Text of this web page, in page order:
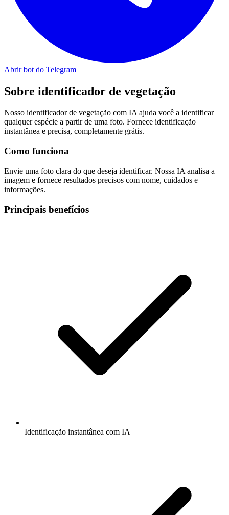
Abrir bot do Telegram
Sobre identificador de vegetação
Nosso identificador de vegetação com IA ajuda você a identificar
qualquer espécie a partir de uma foto. Fornece identificação
instantânea e precisa, completamente grátis.
Como funciona
Envie uma foto clara do que deseja identificar. Nossa IA analisa a
imagem e fornece resultados precisos com nome, cuidados e
informações.
Principais benefícios
Identificação instantânea com IA